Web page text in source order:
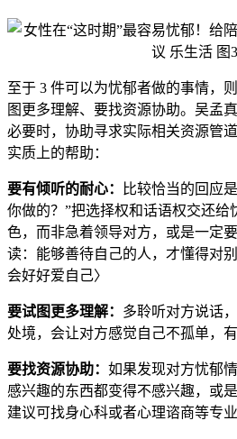
至于 3 件可以为忧郁者做的事情，
图更多理解、要找资源协助。吴孟
必要时，协助寻求实际相关资源管
实质上的帮助：
要有倾听的耐心：
比较恰当的回应
你做的？”把选择权和话语权交还给
色，而非急着领导对方，或是一定
读：能够善待自己的人，才懂得对
会好好爱自己〉
要试图更多理解： 多聆听对方说话
处境，会让对方感觉自己不孤单，
要找资源协助： 如果发现对方忧郁
感兴趣的东西都变得不感兴趣，或
建议可找身心科或者心理谘商等专业